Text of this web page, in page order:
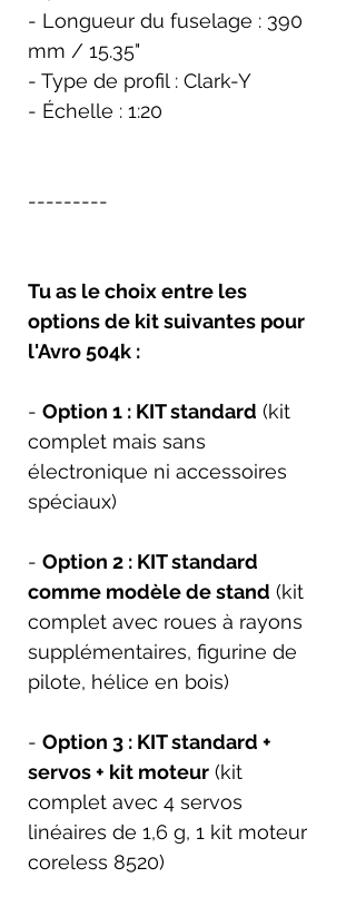
- Longueur du fuselage : 390
mm / 15.35"
- Type de profil : Clark-Y
- Échelle : 1:20
---------
Tu as le choix entre les
options de kit suivantes pour
l'Avro 504k :
- Option 1 : KIT standard (kit
complet mais sans
électronique ni accessoires
spéciaux)
- Option 2 : KIT standard
comme modèle de stand (kit
complet avec roues à rayons
supplémentaires, figurine de
pilote, hélice en bois)
- Option 3 : KIT standard +
servos + kit moteur (kit
complet avec 4 servos
linéaires de 1,6 g, 1 kit moteur
coreless 8520)